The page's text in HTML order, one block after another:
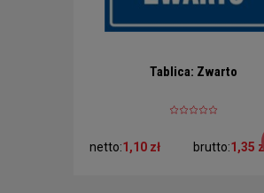
Tablica: Zwarto
netto:1,10 zł brutto:1,35 zł